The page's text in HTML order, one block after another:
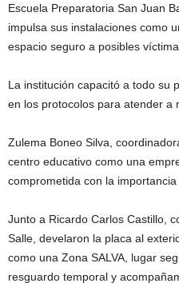
Escuela Preparatoria San Juan
impulsa sus instalaciones como
espacio seguro a posibles
La institución capacitó a todo su
en los protocolos para atender a
Zulema Boneo Silva,
centro educativo como una
comprometida con la
Junto a Ricardo Carlos Castillo,
Salle, develaron la placa al
como una Zona SALVA, lugar
resguardo temporal y